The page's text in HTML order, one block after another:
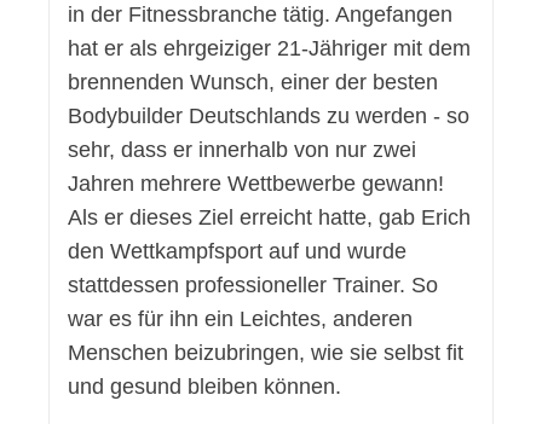
in der Fitnessbranche tätig. Angefangen
hat er als ehrgeiziger 21-Jähriger mit dem
brennenden Wunsch, einer der besten
Bodybuilder Deutschlands zu werden - so
sehr, dass er innerhalb von nur zwei
Jahren mehrere Wettbewerbe gewann!
Als er dieses Ziel erreicht hatte, gab Erich
den Wettkampfsport auf und wurde
stattdessen professioneller Trainer. So
war es für ihn ein Leichtes, anderen
Menschen beizubringen, wie sie selbst fit
und gesund bleiben können.